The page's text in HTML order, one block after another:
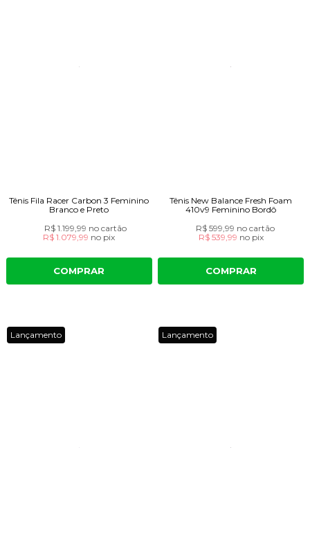
Tênis Fila Racer Carbon 3 Feminino
Branco e Preto
R$ 1.199,99 no cartão
R$ 1.079,99 no pix
COMPRAR
Tênis New Balance Fresh Foam
410v9 Feminino Bordô
R$ 599,99 no cartão
R$ 539,99 no pix
COMPRAR
Lançamento Lançamento